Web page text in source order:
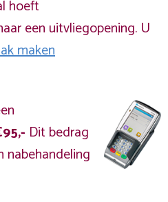
hoeft
een uitvliegopening. U
maken
Dit bedrag
nabehandeling